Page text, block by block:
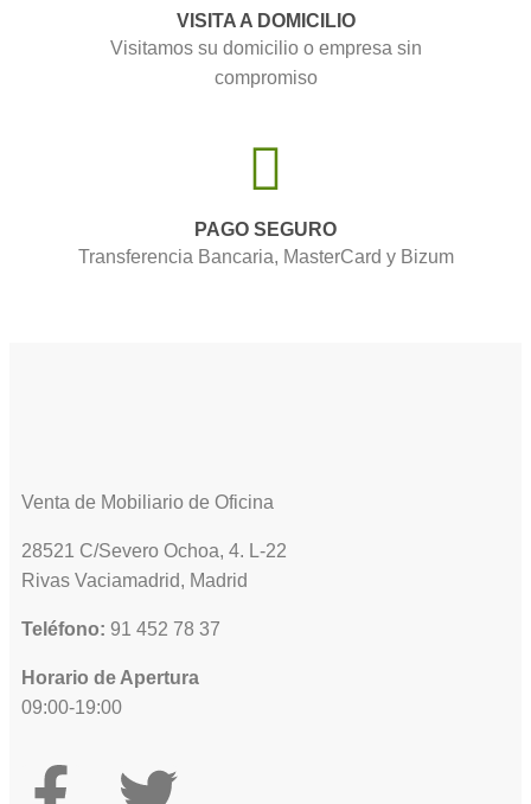
VISITA A DOMICILIO
Visitamos su domicilio o empresa sin
compromiso
PAGO SEGURO
Transferencia Bancaria, MasterCard y Bizum
Venta de Mobiliario de Oficina
28521 C/Severo Ochoa, 4. L-22
Rivas Vaciamadrid, Madrid
Teléfono: 91 452 78 37
Horario de Apertura
09:00-19:00